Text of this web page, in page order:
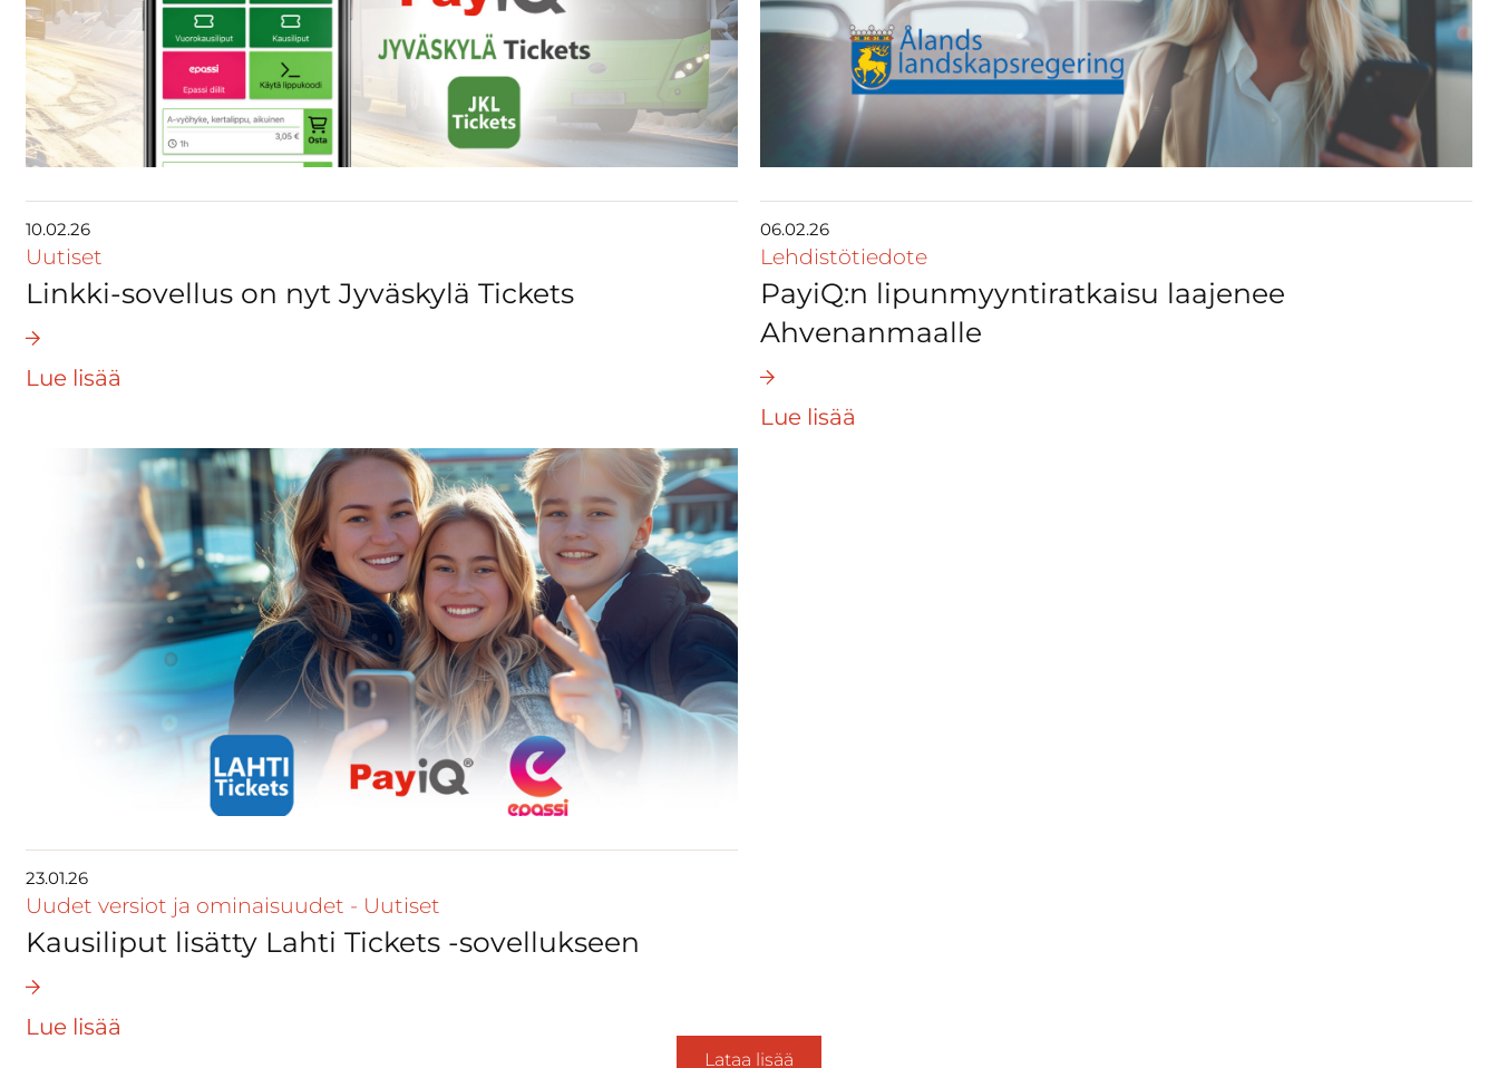
10.02.26
Uutiset
Linkki-sovellus on nyt Jyväskylä Tickets
Lue lisää
06.02.26
Lehdistötiedote
PayiQ:n lipunmyyntiratkaisu laajenee
Ahvenanmaalle
Lue lisää
23.01.26
Uudet versiot ja ominaisuudet - Uutiset
Kausiliput lisätty Lahti Tickets -sovellukseen
Lue lisää
Lataa lisää